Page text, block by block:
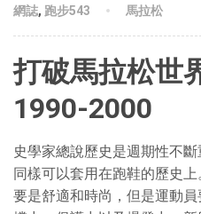
網誌, 跑步543 馬拉松
打破馬拉松世
1990-2000
史學家總說歷史是週期性不
同樣可以套用在跑鞋的歷史
要是舒適和時尚，但是運動